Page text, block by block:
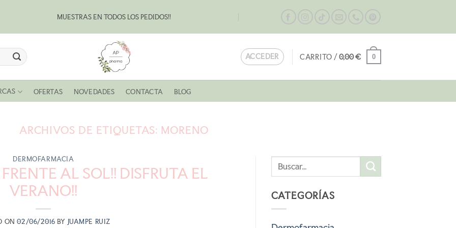
MUESTRAS EN TODOS LOS PEDIDOS!!
ACCEDER CARRITO /0,00€ 0
OFERTAS NOVEDADES CONTACTA BLOG
ARCHIVOS DE ETIQUETAS: MORENO
DERMOFARMACIA
AL SOL!! DISFRUTA EL
VERANO!!
ON02/06/2016 BY JUAMPE RUIZ
CATEGORÍAS